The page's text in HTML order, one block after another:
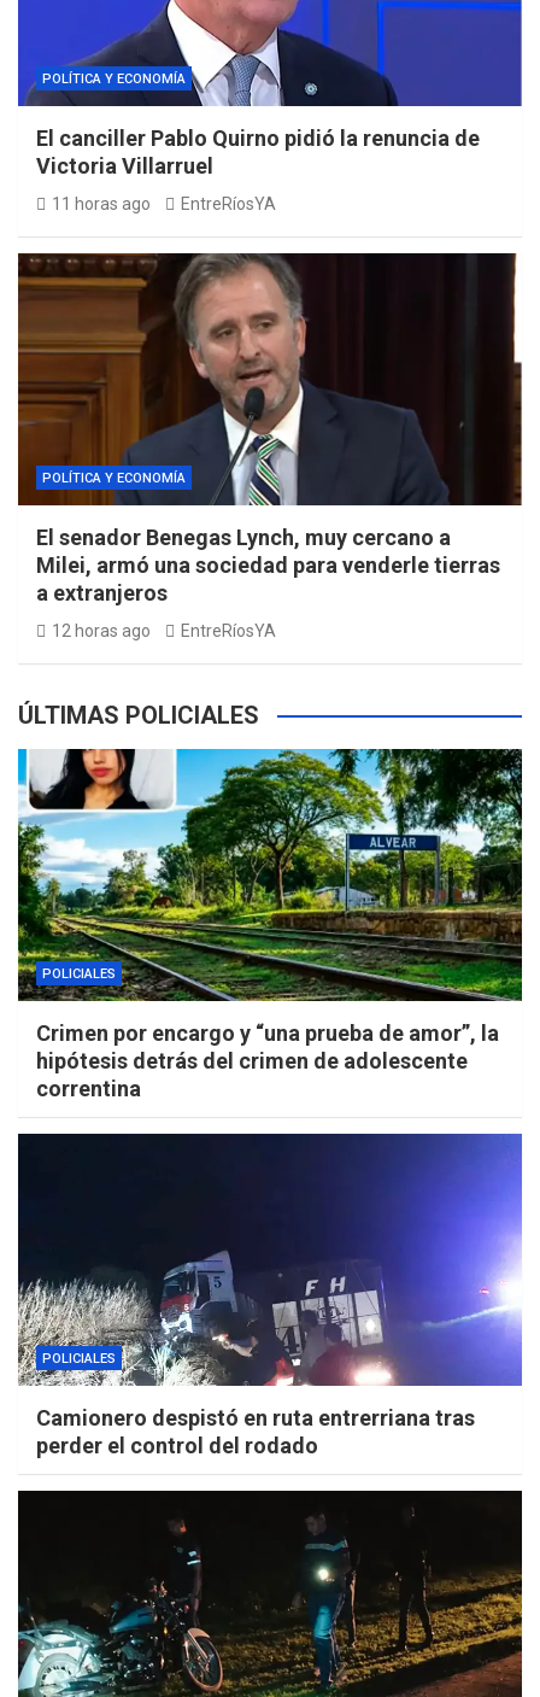
POLÍTICA Y ECONOMÍA
El canciller Pablo Quirno pidió la renuncia de
Victoria Villarruel
11 horas ago EntreRíosYA
POLÍTICA Y ECONOMÍA
El senador Benegas Lynch, muy cercano a
Milei, armó una sociedad para venderle tierras
a extranjeros
12 horas ago EntreRíosYA
ÚLTIMAS POLICIALES
POLICIALES
Crimen por encargo y “una prueba de amor”, la
hipótesis detrás del crimen de adolescente
correntina
POLICIALES
Camionero despistó en ruta entrerriana tras
perder el control del rodado